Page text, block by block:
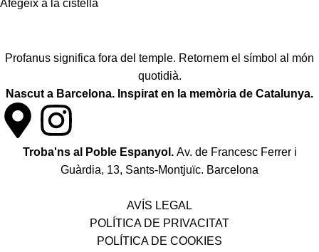
Afegeix a la cistella
Profanus significa fora del temple. Retornem el símbol al món
quotidià.
Nascut a Barcelona. Inspirat en la memòria de Catalunya.
Troba'ns al Poble Espanyol. Av. de Francesc Ferrer i
Guàrdia, 13, Sants-Montjuïc. Barcelona
AVÍS LEGAL
POLÍTICA DE PRIVACITAT
POLÍTICA DE COOKIES